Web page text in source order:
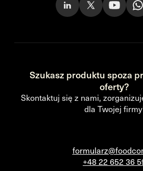
Szukasz produktu spoza
oferty?
Skontaktuj się z nami,
dla Twojej
+48 22 652 36